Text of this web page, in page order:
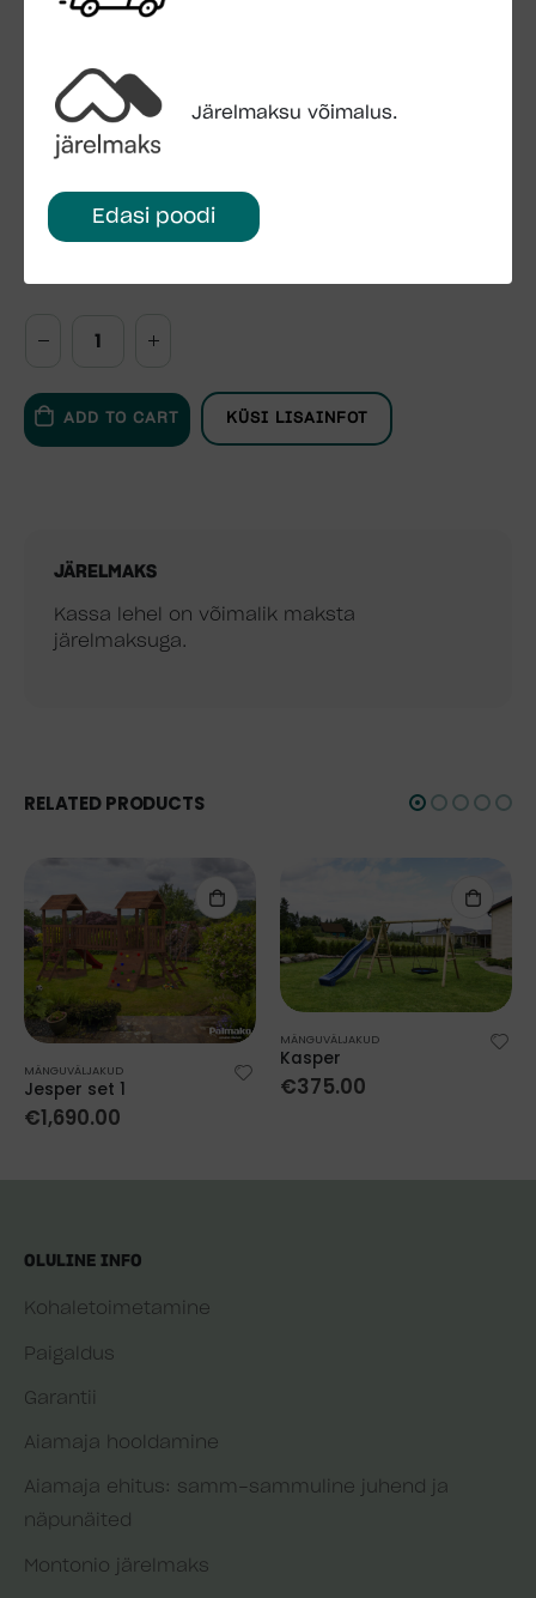
Järelmaksu võimalus.
Edasi poodi
kõva pinnakate)
Montaaživahendid:
Sisalduvad hinnas
Kinnitusankrud ei kuulu komplekti
71-1 & EN 71-8 ja EL direktiividele 2009/48/EÜ
FSC- sertifitseeritud toode
ADD TO CART KÜSI LISAINFOT
JÄRELMAKS
Kassa lehel on võimalik maksta
järelmaksuga.
RELATED PRODUCTS
MÄNGUVÄLJAKUD
Jesper set 1
€1,690.00
MÄNGUVÄLJAKUD
Kasper
€375.00
OLULINE INFO
Kohaletoimetamine
Paigaldus
Garantii
Aiamaja hooldamine
Aiamaja ehitus: samm-sammuline juhend ja
näpunäited
Montonio järelmaks